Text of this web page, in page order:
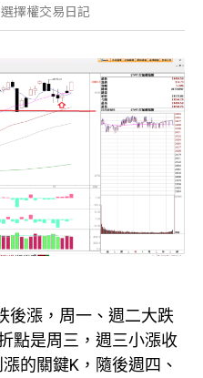
選擇權交易日記
後漲，周一、週二大跌
點是周三，週三小漲收
的關鍵K，隨後週四、